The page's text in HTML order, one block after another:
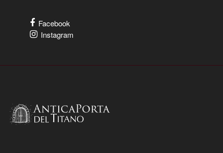
Facebook
Instagram